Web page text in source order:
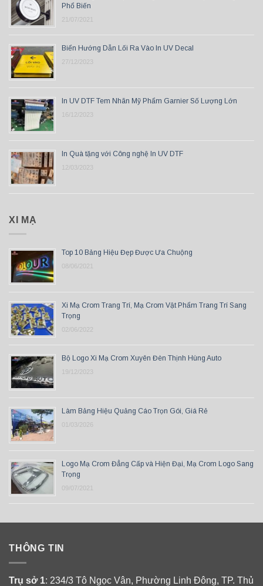
Phổ Biến
21/07/2021
Biển Hướng Dẫn Lối Ra Vào In UV Decal
27/12/2023
In UV DTF Tem Nhãn Mỹ Phẩm Garnier Số Lượng Lớn
16/12/2023
In Quà tặng với Công nghệ In UV DTF
12/03/2023
XI MẠ
Top 10 Bảng Hiệu Đẹp Được Ưa Chuộng
08/06/2021
Xi Mạ Crom Trang Trí, Mạ Crom Vật Phẩm Trang Trí Sang
Trọng
02/06/2022
Bộ Logo Xi Mạ Crom Xuyên Đèn Thịnh Hùng Auto
19/12/2023
Làm Bảng Hiệu Quảng Cáo Trọn Gói, Giá Rẻ
01/03/2026
Logo Mạ Crom Đẳng Cấp và Hiện Đại, Mạ Crom Logo Sang
Trọng
09/07/2021
THÔNG TIN
Trụ sở 1: 234/3 Tô Ngọc Vân, Phường Linh Đông, TP. Thủ